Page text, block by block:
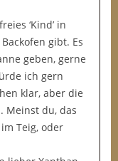
‘Kind’ in
gibt. Es
geben, gerne
ich gern
klar, aber die
Meinst du, das
Teig, oder